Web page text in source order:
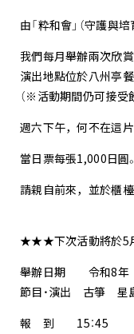
由「粋和會」（守護與
我們每月舉辦兩次欣
演出地點位於八州亭
（※活動期間仍可接受
週六下午，何不在這
當日票每張1,000日圓。
請親自前來，並於櫃檯
★★★下次活動將於5
舉辦日期 令和8年 5
節目・演出 古箏 星
報 到 15：45